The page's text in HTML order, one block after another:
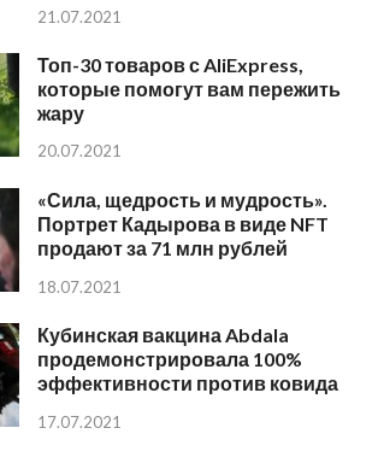
21.07.2021
Топ-30 товаров с AliExpress,
которые помогут вам пережить
жару
20.07.2021
«Сила, щедрость и мудрость».
Портрет Кадырова в виде NFT
продают за 71 млн рублей
18.07.2021
Кубинская вакцина Abdala
продемонстрировала 100%
эффективности против ковида
17.07.2021